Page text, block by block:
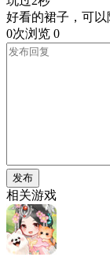
好看的裙子，可
0次浏览 0
发布
相关游戏